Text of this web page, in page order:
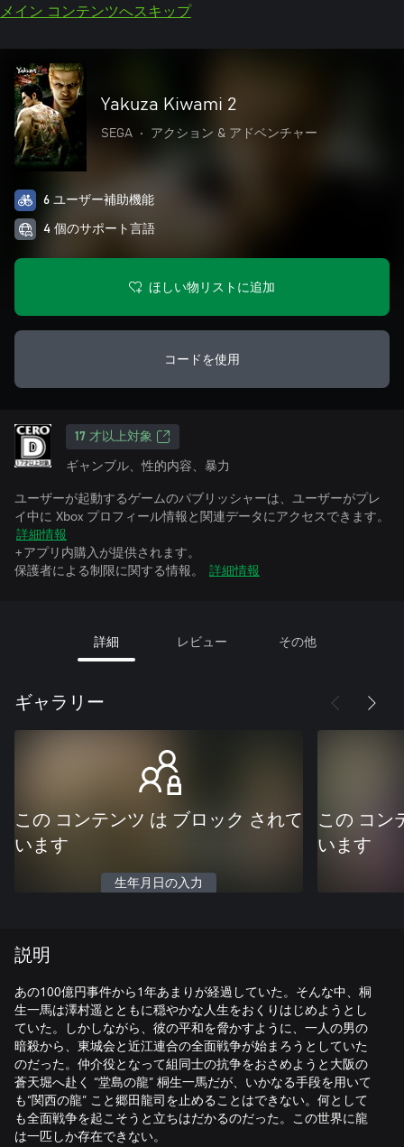
メイン コンテンツへスキップ
Yakuza Kiwami 2
SEGA • アクション & アドベンチャー
6 ユーザー補助機能
4 個のサポート言語
ほしい物リストに追加
コードを使用
17 才以上対象
ギャンブル、性的内容、暴力
ユーザーが起動するゲームのパブリッシャーは、ユーザーがプレ
イ中に Xbox プロフィール情報と関連データにアクセスできます。
詳細情報
+アプリ内購入が提供されます。
保護者による制限に関する情報。
詳細情報
詳細 レビュー その他
ギャラリー
この コンテンツ は ブロック されて
います
生年月日の入力
この コン
います
説明
あの100億円事件から1年あまりが経過していた。そんな中、桐
生一馬は澤村遥とともに穏やかな人生をおくりはじめようとし
ていた。しかしながら、彼の平和を脅かすように、一人の男の
暗殺から、東城会と近江連合の全面戦争が始まろうとしていた
のだった。仲介役となって組同士の抗争をおさめようと大阪の
蒼天堀へ赴く “堂島の龍” 桐生一馬だが、いかなる手段を用いて
も“関西の龍” こと郷田龍司を止めることはできない。何として
も全面戦争を起こそうと立ちはだかるのだった。この世界に龍
は一匹しか存在できない。